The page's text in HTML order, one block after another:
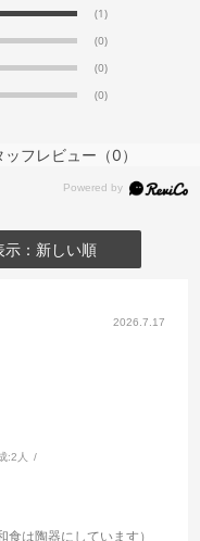
(1)
(0)
(0)
(0)
ッフレビュー （0）
示：新しい順
2026.7.17
:2人
は陶器にしています）